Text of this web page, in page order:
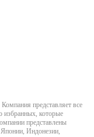
представляет все
избранных, которые
представлены
Индонезии,